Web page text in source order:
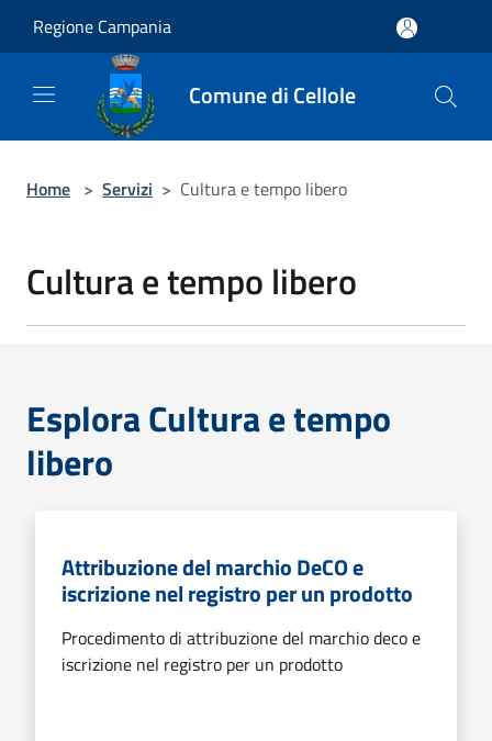
Regione Campania
Comune di Cellole
Home > Servizi > Cultura e tempo libero
Cultura e tempo libero
Esplora Cultura e tempo
libero
Attribuzione del marchio DeCO e
iscrizione nel registro per un prodotto
Procedimento di attribuzione del marchio deco e
iscrizione nel registro per un prodotto